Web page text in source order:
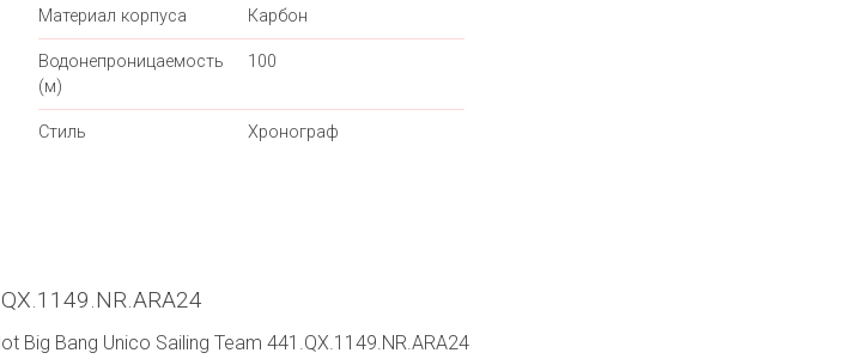
Материал корпуса Карбон
Водонепроницаемость
(м)
100
Стиль Хронограф
Big Bang Unico Sailing Team 441.QX.1149.NR.ARA24